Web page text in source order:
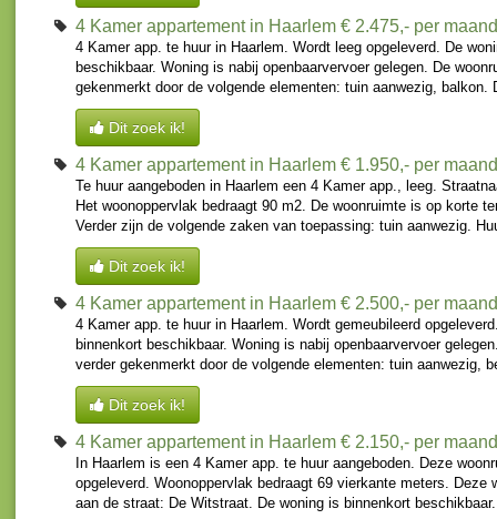
4 Kamer appartement in Haarlem € 2.475,- per maand
4 Kamer app. te huur in Haarlem. Wordt leeg opgeleverd. De
beschikbaar. Woning is nabij openbaarvervoer gelegen. De
gekenmerkt door de volgende elementen: tuin aanwezig, balkon.
Dit zoek ik!
4 Kamer appartement in Haarlem € 1.950,- per maand
Te huur aangeboden in Haarlem een 4 Kamer app., leeg.
Het woonoppervlak bedraagt 90 m2. De woonruimte is op korte
Verder zijn de volgende zaken van toepassing: tuin aanwezig.
Dit zoek ik!
4 Kamer appartement in Haarlem € 2.500,- per maand
4 Kamer app. te huur in Haarlem. Wordt gemeubileerd
binnenkort beschikbaar. Woning is nabij openbaarvervoer
verder gekenmerkt door de volgende elementen: tuin aanwezig,
Dit zoek ik!
4 Kamer appartement in Haarlem € 2.150,- per maand
In Haarlem is een 4 Kamer app. te huur aangeboden. Deze
opgeleverd. Woonoppervlak bedraagt 69 vierkante meters. Deze
aan de straat: De Witstraat. De woning is binnenkort